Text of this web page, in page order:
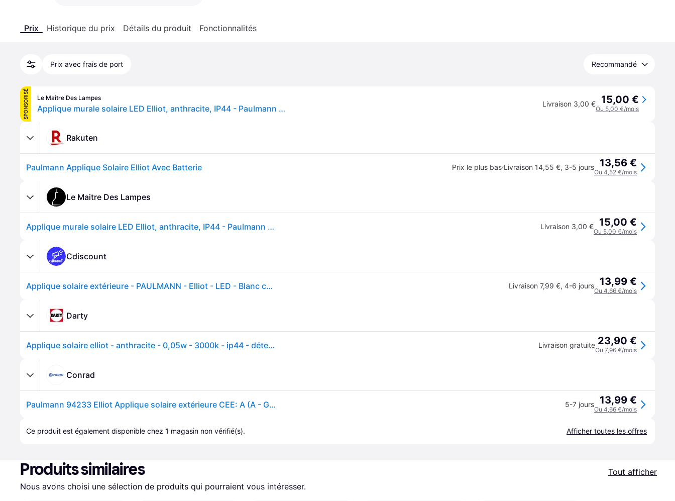
Prix Historique du prix Détails du produit Fonctionnalités
Prix avec frais de port Recommandé
SPONSORISÉ Le Maitre Des Lampes
Applique murale solaire LED Elliot, anthracite, IP44 - Paulmann - Moderne - Métal - À ampoule unique Livraison 3,00 € 15,00 €
Ou 5,00 €/mois
Rakuten
Paulmann Applique Solaire Elliot Avec Batterie Prix le plus bas·Livraison 14,55 €, 3-5 jours 13,56 €
Ou 4,52 €/mois
Le Maitre Des Lampes
Applique murale solaire LED Elliot, anthracite, IP44 - Paulmann - Moderne - Métal - À ampoule unique Livraison 3,00 € 15,00 €
Ou 5,00 €/mois
Cdiscount
Applique solaire extérieure - PAULMANN - Elliot - LED - Blanc chaud anthracite Livraison 7,99 €, 4-6 jours 13,99 €
Ou 4,66 €/mois
Darty
Applique solaire elliot - anthracite - 0,05w - 3000k - ip44 - détecteur crépusculaire - non dimmable Livraison gratuite 23,90 €
Ou 7,96 €/mois
Conrad
Paulmann 94233 Elliot Applique solaire extérieure CEE: A (A - G) 0.05 W blanc chaud anthracite 5-7 jours 13,99 €
Ou 4,66 €/mois
Ce produit est également disponible chez 1 magasin non vérifié(s). Afficher toutes les offres
Produits similaires
Tout afficher
Nous avons choisi une sélection de produits qui pourraient vous intéresser.